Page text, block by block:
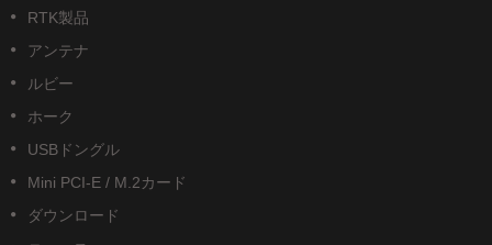
RTK製品
アンテナ
ルビー
ホーク
USBドングル
Mini PCI-E / M.2カード
ダウンロード